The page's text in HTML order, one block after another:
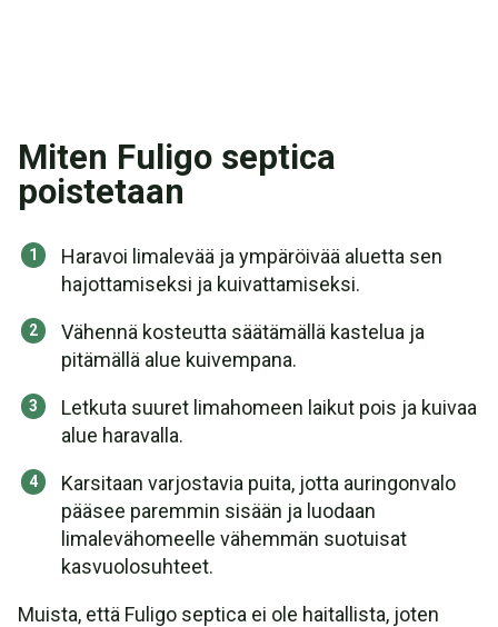
Miten Fuligo septica
poistetaan
Haravoi limalevää ja ympäröivää aluetta sen
hajottamiseksi ja kuivattamiseksi.
Vähennä kosteutta säätämällä kastelua ja
pitämällä alue kuivempana.
Letkuta suuret limahomeen laikut pois ja kuivaa
alue haravalla.
Karsitaan varjostavia puita, jotta auringonvalo
pääsee paremmin sisään ja luodaan
limalevähomeelle vähemmän suotuisat
kasvuolosuhteet.
Muista, että Fuligo septica ei ole haitallista, joten